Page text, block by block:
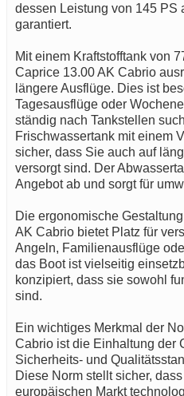
dessen Leistung von 145 PS
garantiert.
Mit einem Kraftstofftank von
Caprice 13.00 AK Cabrio
längere Ausflüge. Dies ist
Tagesausflüge oder
ständig nach Tankstellen
Frischwassertank mit einem
sicher, dass Sie auch auf
versorgt sind. Der
Angebot ab und sorgt für
Die ergonomische
AK Cabrio bietet Platz für
Angeln, Familienausflüge
das Boot ist vielseitig
konzipiert, dass sie sowohl
sind.
Ein wichtiges Merkmal der
Cabrio ist die Einhaltung der
Sicherheits- und
Diese Norm stellt sicher,
europäischen Markt